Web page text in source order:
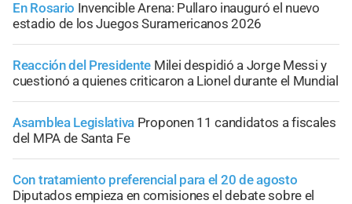
En Rosario Invencible Arena: Pullaro inauguró el nuevo
estadio de los Juegos Suramericanos 2026
Reacción del Presidente Milei despidió a Jorge Messi y
cuestionó a quienes criticaron a Lionel durante el Mundial
Asamblea Legislativa Proponen 11 candidatos a fiscales
del MPA de Santa Fe
Con tratamiento preferencial para el 20 de agosto
Diputados empieza en comisiones el debate sobre el